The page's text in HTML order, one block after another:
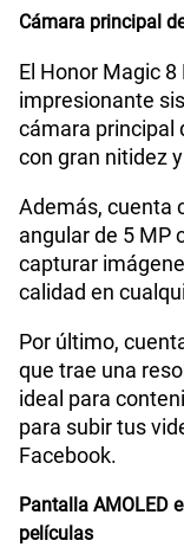
Cámara de
Radio FM
Capacidad
Capacidad
Capacidad
GPS
Cámara principal
El Honor Magic
impresionante
cámara principal
con gran nitidez
Además, cuenta
angular de 5 MP
capturar
calidad en
Por último,
que trae una
ideal para
para subir tus
Facebook.
Pantalla AMOLED
películas